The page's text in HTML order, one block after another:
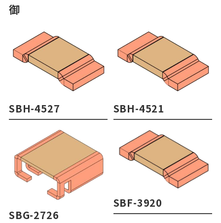
御
SBH-4527 SBH-4521
SBG-2726
SBF-3920